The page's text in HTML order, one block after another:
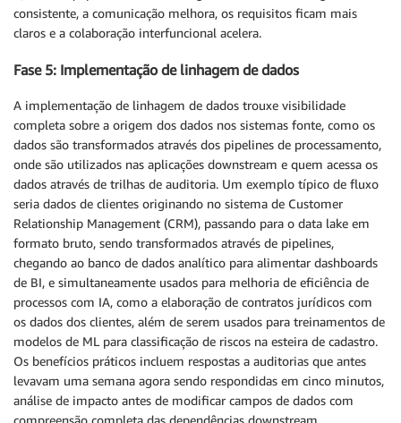
consistente, a comunicação melhora, os requisitos ficam mais
claros e a colaboração interfuncional acelera.
Fase 5: Implementação de linhagem de dados
A implementação de linhagem de dados trouxe visibilidade
completa sobre a origem dos dados nos sistemas fonte, como os
dados são transformados através dos pipelines de processamento,
onde são utilizados nas aplicações downstream e quem acessa os
dados através de trilhas de auditoria. Um exemplo típico de fluxo
seria dados de clientes originando no sistema de Customer
Relationship Management (CRM), passando para o data lake em
formato bruto, sendo transformados através de pipelines,
chegando ao banco de dados analítico para alimentar dashboards
de BI, e simultaneamente usados para melhoria de eficiência de
processos com IA, como a elaboração de contratos jurídicos com
os dados dos clientes, além de serem usados para treinamentos de
modelos de ML para classificação de riscos na esteira de cadastro.
Os benefícios práticos incluem respostas a auditorias que antes
levavam uma semana agora sendo respondidas em cinco minutos,
análise de impacto antes de modificar campos de dados com
compreensão completa das dependências downstream,